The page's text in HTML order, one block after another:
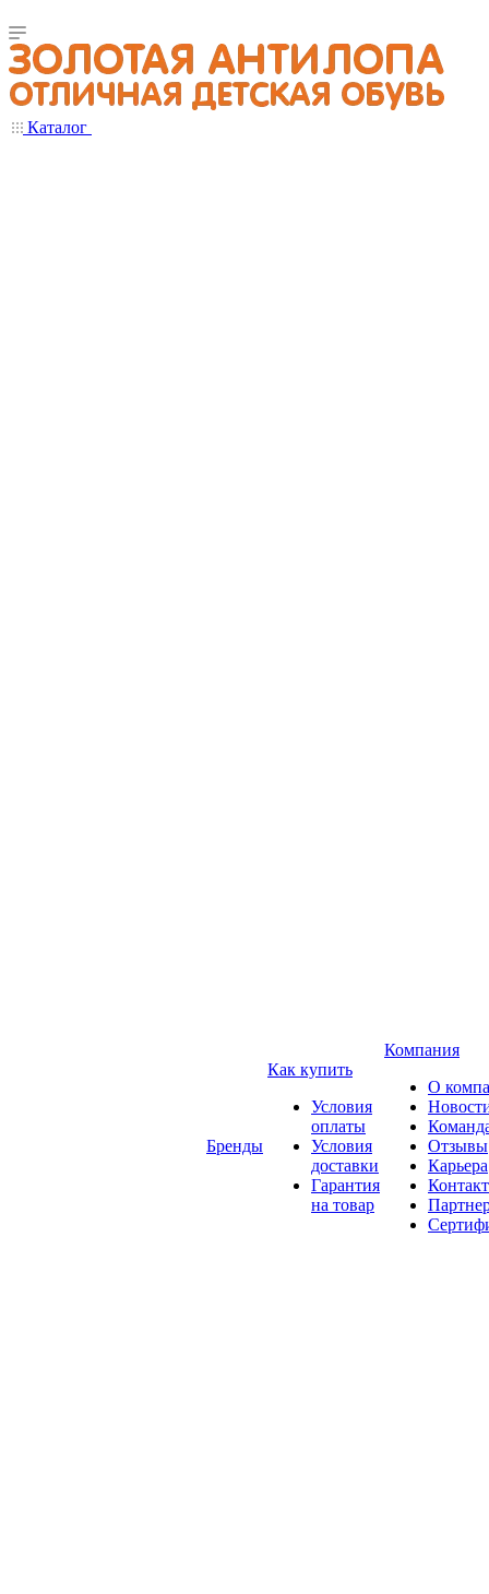
Каталог
Бренды
Как купить
Условия
оплаты
Условия
доставки
Гарантия
на товар
Компания
О
Отзывы
Карьера